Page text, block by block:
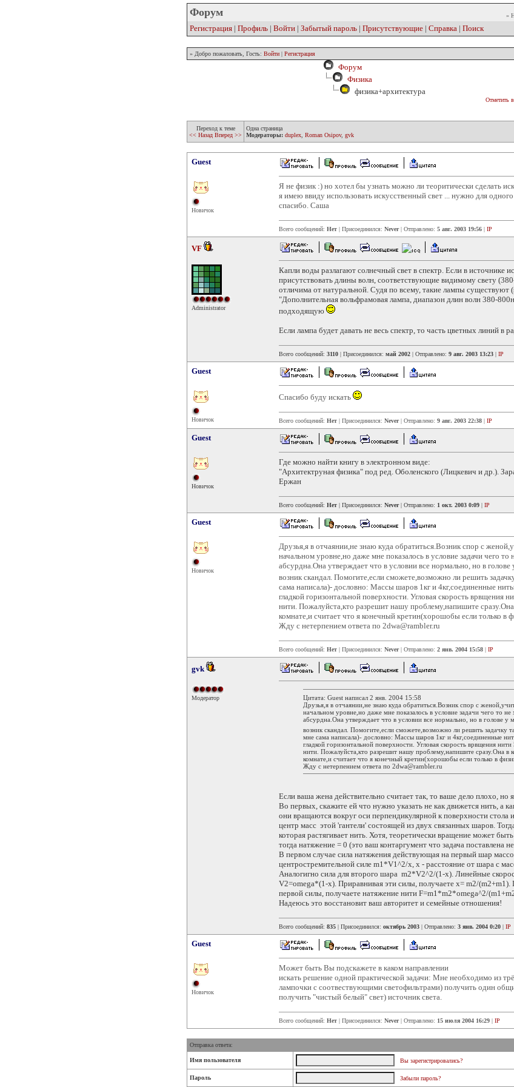
Форум »
Регистрация | Профиль | Войти | Забытый пароль | Присутствующие | Справка | Поиск
» Добро пожаловать, Гость: Войти | Регистрация
Форум
Физика
физика+архитектура
Отметить
Переход к теме
<< Назад Вперед >>
Одна страница
Модераторы: duplex Roman Osipov, gvk
Guest
Новичок
Я не физик :) но хотел бы узнать можно ли теоритически сделать
я имею ввиду использовать искусственный свет ... нужно для
спасибо. Саша
Всего сообщений: Нет | Присоединился: Never| Отправлено: 5 авг. 2003 19:56 | IP
VF
Administrator
Капли воды разлагают солнечный свет в спектр. Если в источнике
присутствовать длины волн, соответствующие видимому свету
отличима от натуральной. Судя по всему, такие лампы существуют (
"Дополнительная вольфрамовая лампа, диапазон длин волн 380-
подходящую
Если лампа будет давать не весь спектр, то часть цветных линий в
Всего сообщений: 3110 | Присоединился: май 2002 | Отправлено: 9 авг. 2003 13:23 | IP
Guest
Новичок
Спасибо буду искать
Всего сообщений: Нет | Присоединился: Never| Отправлено: 9 авг. 2003 22:38 | IP
Guest
Новичок
Где можно найти книгу в электронном виде:
"Архитектруная физика" под ред. Оболенского (Лицкевич и др.).
Ержан
Всего сообщений: Нет | Присоединился: Never| Отправлено: 1 окт. 2003 0:09 | IP
Guest
Новичок
Друзья,я в отчаянии,не знаю куда обратиться.Возник спор с
начальном уровне,но даже мне показалось в условие задачи чего то
абсурдна.Она утверждает что в условии все нормально, но в
возник скандал. Помогите,если сможете,возможно ли решить
сама написала)- дословно: Массы шаров 1кг и 4кг,соединенные
гладкой горизонтальной поверхности. Угловая скорость врвщения
нити. Пожалуйста,кто разрешит нашу проблему,напишите сразу.Она
комнате,и считает что я конечный кретин(хорошобы если только в
Жду с нетерпением ответа по 2dwa@rambler.ru
Всего сообщений: Нет | Присоединился: Never| Отправлено: 2 янв. 2004 15:58 | IP
gvk
Модератор
Цитата: Guest написал 2 янв. 2004 15:58
Друзья,я в отчаянии,не знаю куда обратиться.Возник спор с
начальном уровне,но даже мне показалось в условие задачи чего то не
абсурдна.Она утверждает что в условии все нормально, но в голове у
возник скандал. Помогите,если сможете,возможно ли решить задачку
мне сама написала)- дословно: Массы шаров 1кг и 4кг,соединенные
гладкой горизонтальной поверхности. Угловая скорость врвщения
нити. Пожалуйста,кто разрешит нашу проблему,напишите сразу.Она в
комнате,и считает что я конечный кретин(хорошобы если только в
Жду с нетерпением ответа по 2dwa@rambler.ru
Если ваша жена действительно считает так, то ваше дело плохо, но
Во первых, скажите ей что нужно указать не как движется нить, а
они вращаются вокруг оси перпендикулярной к поверхности
центр масс этой 'гантели' состоящей из двух связанных шаров.
которая растягивает нить. Хотя, теоретически вращение может
тогда натяжение = 0 (это ваш контаргумент что задача поставлена
В первом случае сила натяжения действующая на первый шар
центростремительной силе m1*V1^2/x, x - расстояние от шара c
Аналогигно сила для второго шара m2*V2^2/(1-x). Линейные
V2=omega*(1-x). Приравнивая эти силы, получаете x= m2/(m2+m1).
первой силы, получаете натяжение нити F=m1*m2*omega^2/
Надеюсь это восстановит ваш авторитет и семейные отношения!
Всего сообщений: 835 | Присоединился: октябрь 2003 | Отправлено: 3 янв. 2004 0:20 | IP
Guest
Новичок
Может быть Вы подскажете в каком направлении
искать решение одной практической задачи: Мне необходимо из
лампочки с соотвествующими светофильтрами) получить один
получить "чистый белый" свет) источник света.
Всего сообщений: Нет | Присоединился: Never| Отправлено: 15 июля 2004 16:29 | IP
Отправка ответа:
Имя пользователя Вы зарегистрировались?
Пароль Забыли пароль?